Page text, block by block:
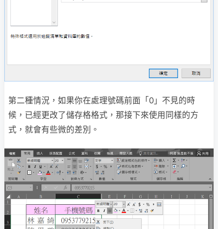
第二種情況，如果你在處理號碼前面「0」不見的時
候，已經更改了儲存格格式，那接下來使用同樣的方
式，就會有些微的差別。